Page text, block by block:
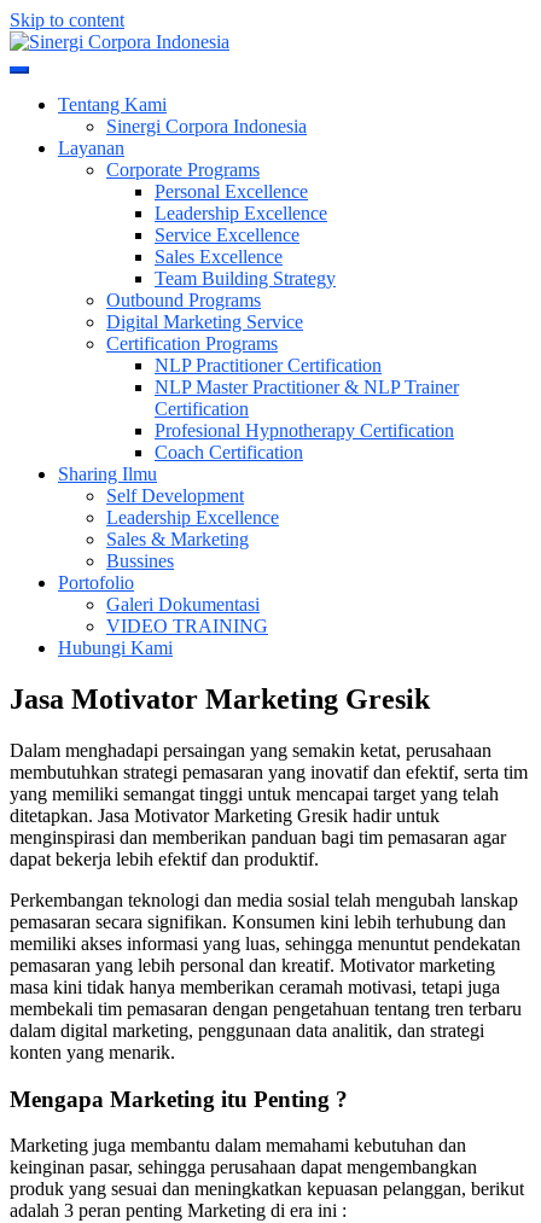
Skip to content
Sinergi Corpora Indonesia
Tentang Kami
Sinergi Corpora Indonesia
Layanan
Corporate Programs
Personal Excellence
Leadership Excellence
Service Excellence
Sales Excellence
Team Building Strategy
Outbound Programs
Digital Marketing Service
Certification Programs
NLP Practitioner Certification
NLP Master Practitioner & NLP Trainer
Certification
Profesional Hypnotherapy Certification
Coach Certification
Sharing Ilmu
Self Development
Leadership Excellence
Sales & Marketing
Bussines
Portofolio
Galeri Dokumentasi
VIDEO TRAINING
Hubungi Kami
Jasa Motivator Marketing Gresik
Dalam menghadapi persaingan yang semakin ketat, perusahaan
membutuhkan strategi pemasaran yang inovatif dan efektif, serta tim
yang memiliki semangat tinggi untuk mencapai target yang telah
ditetapkan. Jasa Motivator Marketing Gresik hadir untuk
menginspirasi dan memberikan panduan bagi tim pemasaran agar
dapat bekerja lebih efektif dan produktif.
Perkembangan teknologi dan media sosial telah mengubah lanskap
pemasaran secara signifikan. Konsumen kini lebih terhubung dan
memiliki akses informasi yang luas, sehingga menuntut pendekatan
pemasaran yang lebih personal dan kreatif. Motivator marketing
masa kini tidak hanya memberikan ceramah motivasi, tetapi juga
membekali tim pemasaran dengan pengetahuan tentang tren terbaru
dalam digital marketing, penggunaan data analitik, dan strategi
konten yang menarik.
Mengapa Marketing itu Penting ?
Marketing juga membantu dalam memahami kebutuhan dan
keinginan pasar, sehingga perusahaan dapat mengembangkan
produk yang sesuai dan meningkatkan kepuasan pelanggan, berikut
adalah 3 peran penting Marketing di era ini :